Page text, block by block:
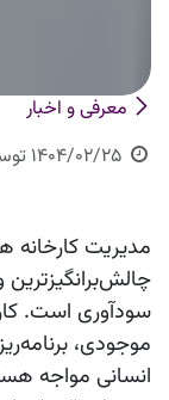
معرفی و اخبار
1404/02/25
مدیریت کارخانه‌
سودآوری است.
موجودی،
انسانی مواجه